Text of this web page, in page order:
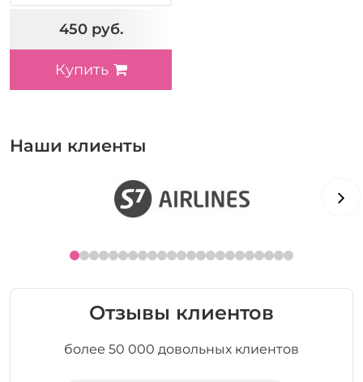
450 руб.
Купить
Наши клиенты
Отзывы клиентов
более 50 000 довольных клиентов